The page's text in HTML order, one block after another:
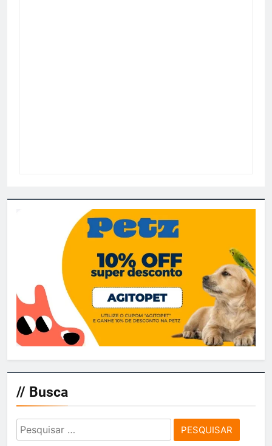
// Busca
Pesquisar
por: